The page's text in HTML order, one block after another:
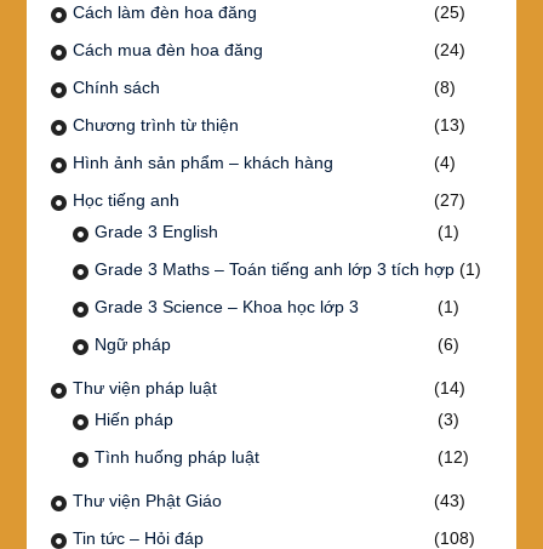
Cách làm đèn hoa đăng
(25)
Cách mua đèn hoa đăng
(24)
Chính sách
(8)
Chương trình từ thiện
(13)
Hình ảnh sản phẩm – khách hàng
(4)
Học tiếng anh
(27)
Grade 3 English
(1)
Grade 3 Maths – Toán tiếng anh lớp 3 tích hợp(1)
Grade 3 Science – Khoa học lớp 3
(1)
Ngữ pháp
(6)
Thư viện pháp luật
(14)
Hiến pháp
(3)
Tình huống pháp luật
(12)
Thư viện Phật Giáo
(43)
Tin tức – Hỏi đáp
(108)